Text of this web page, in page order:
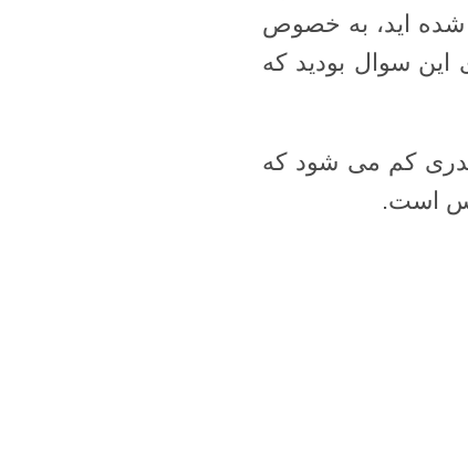
اید، به خصوص
این سوال بودید که
کم می شود که
است.